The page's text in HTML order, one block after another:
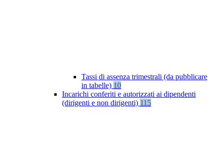
Tassi di assenza trimestrali (da pubblicare
in tabelle) 10
Incarichi conferiti e autorizzati ai dipendenti
(dirigenti e non dirigenti) 115